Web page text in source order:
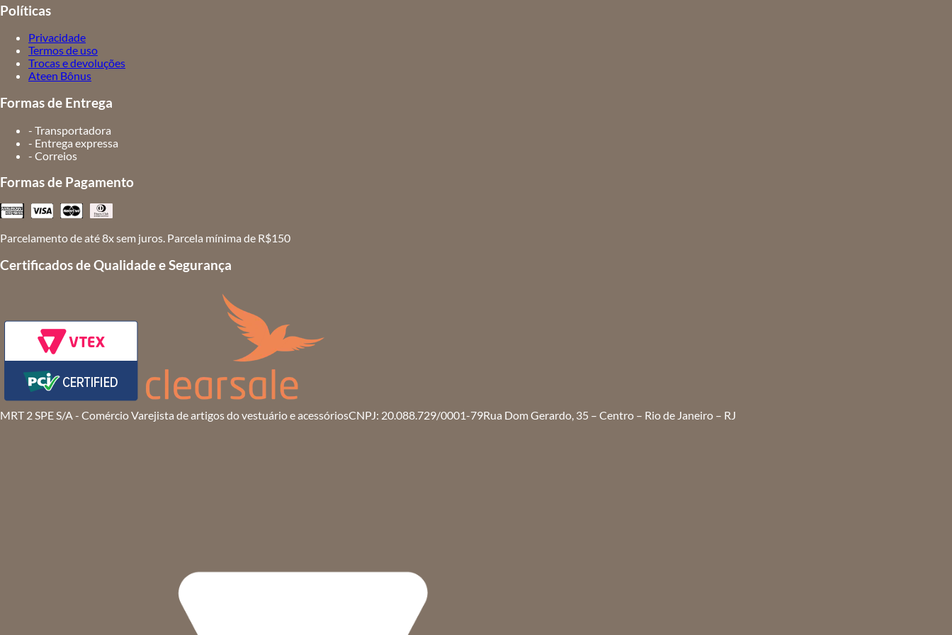
Políticas
Privacidade
Termos de uso
Trocas e devoluções
Ateen Bônus
Formas de Entrega
- Transportadora
- Entrega expressa
- Correios
Formas de Pagamento
Parcelamento de até 8x sem juros. Parcela mínima de R$150
Certificados de Qualidade e Segurança
MRT 2 SPE S/A - Comércio Varejista de artigos do vestuário e acessóriosCNPJ: 20.088.729/0001-79Rua Dom Gerardo, 35 – Centro – Rio de Janeiro – RJ